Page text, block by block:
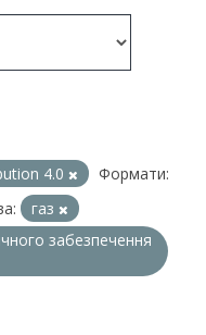
4.0
Формати:
газ
забезпечення